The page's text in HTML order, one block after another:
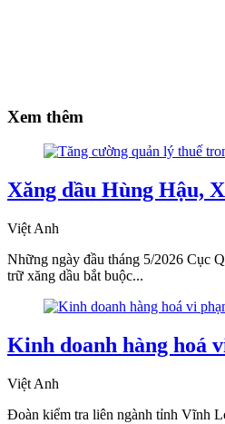
Xem thêm
Xăng dầu Hùng Hậu,
Việt Anh
Những ngày đầu tháng 5/2026 Cục
trữ xăng dầu bắt buộc...
Kinh doanh hàng hoá
Việt Anh
Đoàn kiểm tra liên ngành tỉnh Vĩnh